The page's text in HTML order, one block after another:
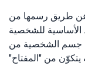
شخصية كاليمينو في العام 2006 عن طريق رسمها من
للشخصية
جسم الشخصية من
من "المفتاح"